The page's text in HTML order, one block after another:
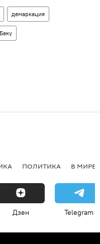
демаркация
Баку
ПОЛИТИКА В МИРЕ
Дзен Telegram